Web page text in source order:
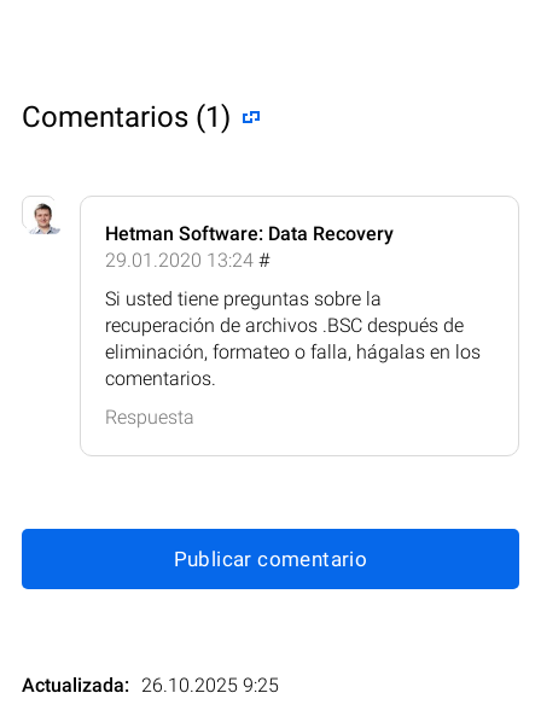
Comentarios (1)
Hetman Software: Data Recovery
29.01.2020 13:24 #
Si usted tiene preguntas sobre la
recuperación de archivos .BSC después de
eliminación, formateo o falla, hágalas en los
comentarios.
Respuesta
Publicar comentario
Actualizada: 26.10.2025 9:25